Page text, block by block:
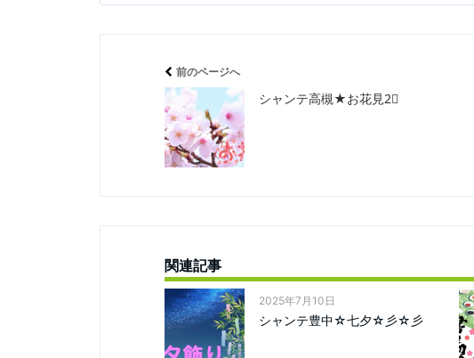
前のページへ
シャンテ高槻★お花見2⃣
関連記事
2025年7月10日
シャンテ豊中☆七夕☆彡☆彡